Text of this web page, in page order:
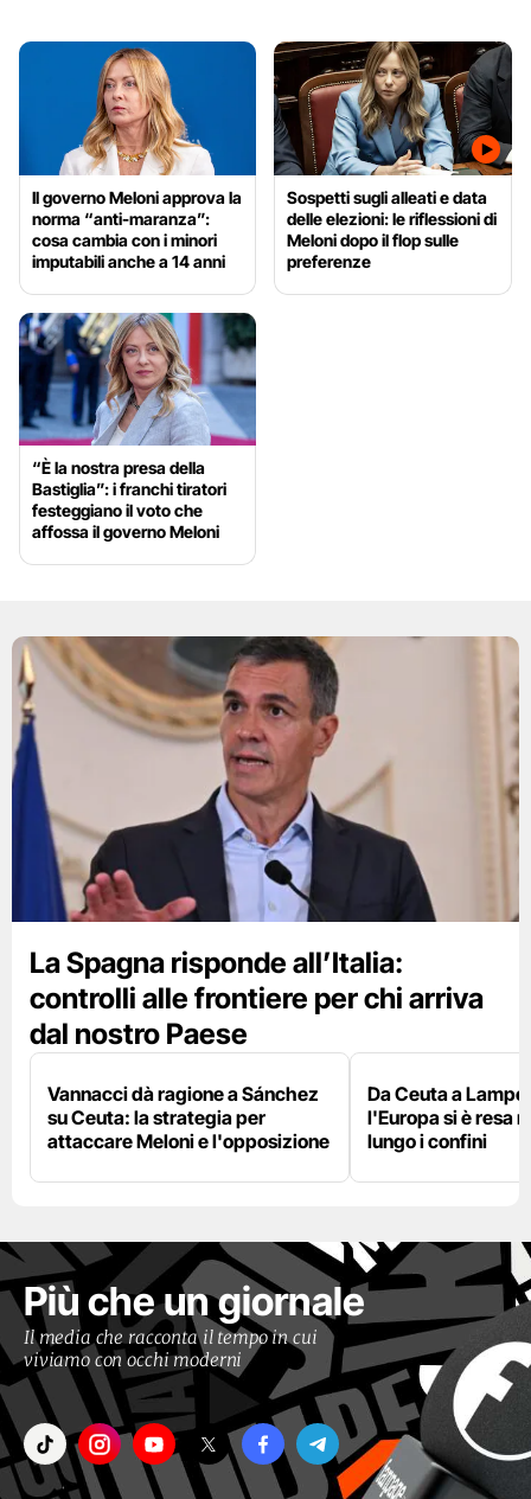
Il governo Meloni approva la
norma “anti-maranza”:
cosa cambia con i minori
imputabili anche a 14 anni
Sospetti sugli alleati e data
delle elezioni: le riflessioni di
Meloni dopo il flop sulle
preferenze
“È la nostra presa della
Bastiglia”: i franchi tiratori
festeggiano il voto che
affossa il governo Meloni
La Spagna risponde all’Italia:
controlli alle frontiere per chi arriva
dal nostro Paese
Vannacci dà ragione a Sánchez
su Ceuta: la strategia per
attaccare Meloni e l'opposizione
Da Ceuta a
l'Europa si è resa
lungo i confini
Più che un giornale
Il media che racconta il tempo in cui
viviamo con occhi moderni